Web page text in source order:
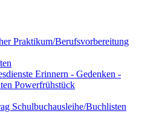
Praktikum/Berufsvorbereitung
Erinnern - Gedenken -
Powerfrühstück
Schulbuchausleihe/Buchlisten